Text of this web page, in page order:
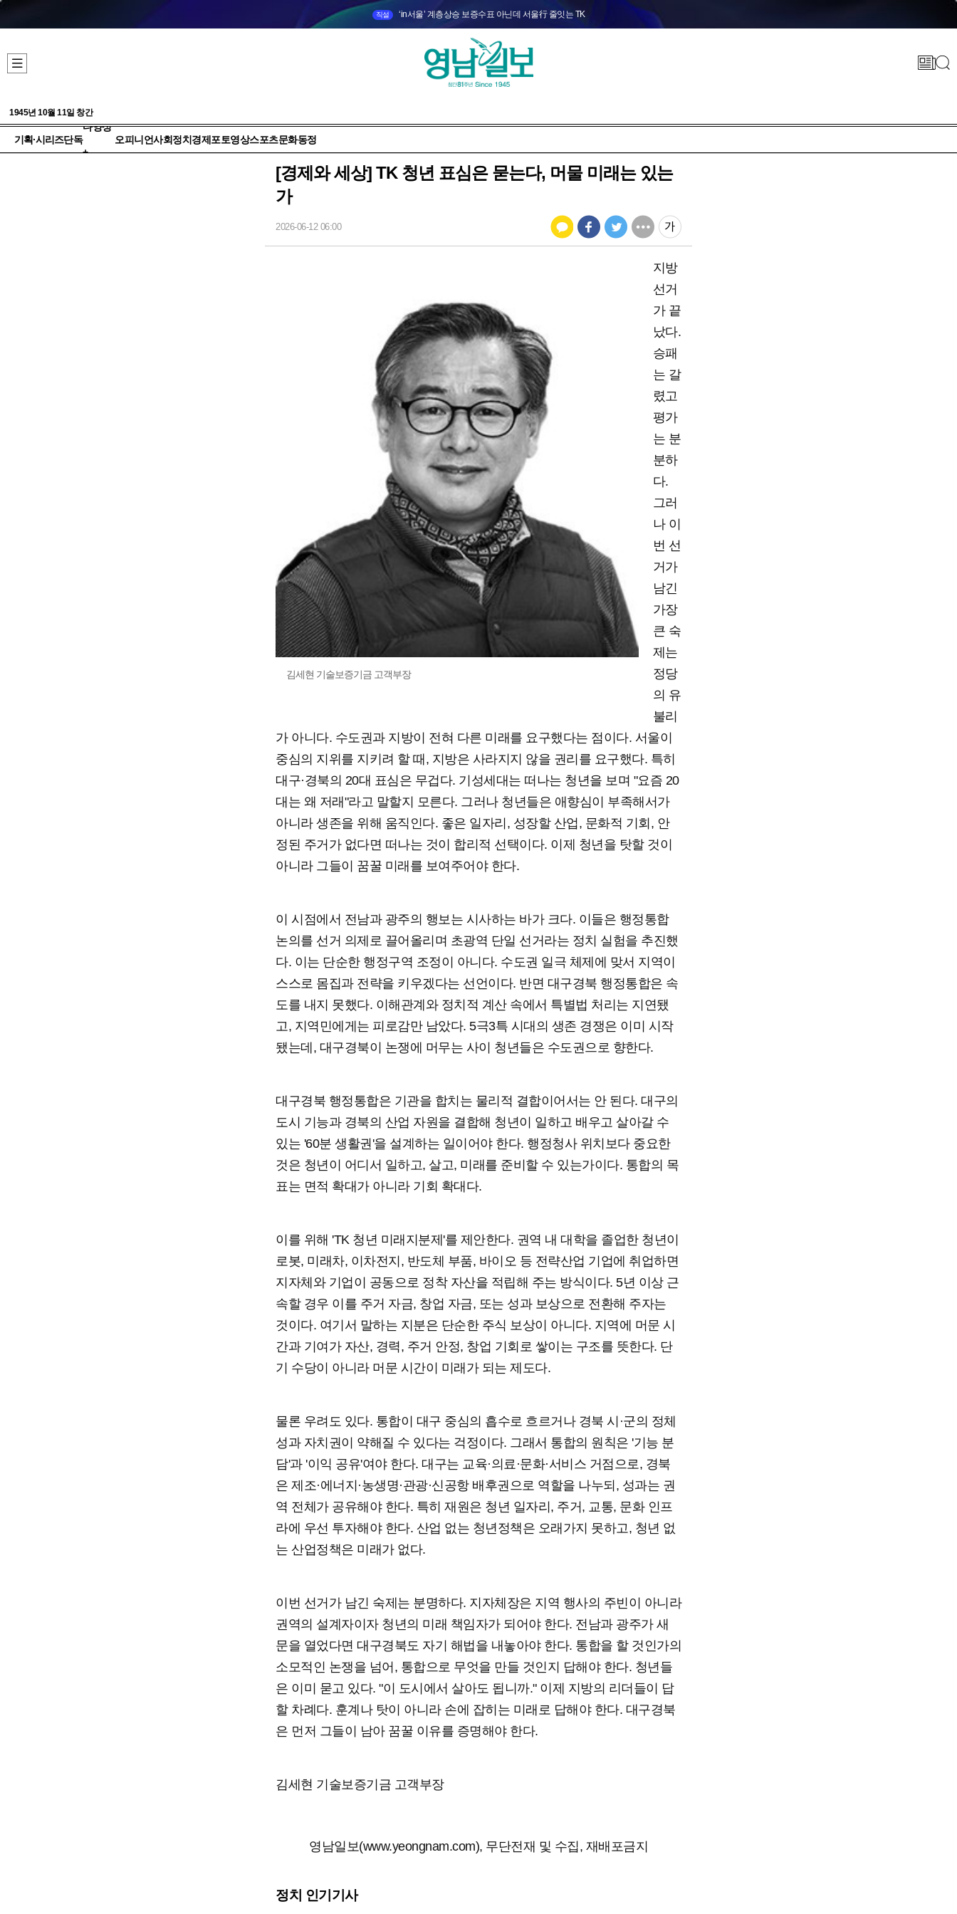
직설 ‘in서울’ 계층상승 보증수표 아닌데 서울行 줄잇는 TK
1945년 10월 11일 창간
기획·시리즈단독
다양성
+
오피니언사회정치 경제 포토영상스포츠문화동정
[경제와 세상] TK 청년 표심은 묻는다, 머물 미래는 있는
가
2026-06-12 06:00
김세현 기술보증기금 고객부장
지방
선거
가 끝
났다.
승패
는 갈
렸고
평가
는 분
분하
다.
그러
나 이
번 선
거가
남긴
가장
큰 숙
제는
정당
의 유
불리
가 아니다. 수도권과 지방이 전혀 다른 미래를 요구했다는 점이다. 서울이
중심의 지위를 지키려 할 때, 지방은 사라지지 않을 권리를 요구했다. 특히
대구·경북의 20대 표심은 무겁다. 기성세대는 떠나는 청년을 보며 "요즘 20
대는 왜 저래"라고 말할지 모른다. 그러나 청년들은 애향심이 부족해서가
아니라 생존을 위해 움직인다. 좋은 일자리, 성장할 산업, 문화적 기회, 안
정된 주거가 없다면 떠나는 것이 합리적 선택이다. 이제 청년을 탓할 것이
아니라 그들이 꿈꿀 미래를 보여주어야 한다.
이 시점에서 전남과 광주의 행보는 시사하는 바가 크다. 이들은 행정통합
논의를 선거 의제로 끌어올리며 초광역 단일 선거라는 정치 실험을 추진했
다. 이는 단순한 행정구역 조정이 아니다. 수도권 일극 체제에 맞서 지역이
스스로 몸집과 전략을 키우겠다는 선언이다. 반면 대구경북 행정통합은 속
도를 내지 못했다. 이해관계와 정치적 계산 속에서 특별법 처리는 지연됐
고, 지역민에게는 피로감만 남았다. 5극3특 시대의 생존 경쟁은 이미 시작
됐는데, 대구경북이 논쟁에 머무는 사이 청년들은 수도권으로 향한다.
대구경북 행정통합은 기관을 합치는 물리적 결합이어서는 안 된다. 대구의
도시 기능과 경북의 산업 자원을 결합해 청년이 일하고 배우고 살아갈 수
있는 '60분 생활권'을 설계하는 일이어야 한다. 행정청사 위치보다 중요한
것은 청년이 어디서 일하고, 살고, 미래를 준비할 수 있는가이다. 통합의 목
표는 면적 확대가 아니라 기회 확대다.
이를 위해 'TK 청년 미래지분제'를 제안한다. 권역 내 대학을 졸업한 청년이
로봇, 미래차, 이차전지, 반도체 부품, 바이오 등 전략산업 기업에 취업하면
지자체와 기업이 공동으로 정착 자산을 적립해 주는 방식이다. 5년 이상 근
속할 경우 이를 주거 자금, 창업 자금, 또는 성과 보상으로 전환해 주자는
것이다. 여기서 말하는 지분은 단순한 주식 보상이 아니다. 지역에 머문 시
간과 기여가 자산, 경력, 주거 안정, 창업 기회로 쌓이는 구조를 뜻한다. 단
기 수당이 아니라 머문 시간이 미래가 되는 제도다.
물론 우려도 있다. 통합이 대구 중심의 흡수로 흐르거나 경북 시·군의 정체
성과 자치권이 약해질 수 있다는 걱정이다. 그래서 통합의 원칙은 '기능 분
담'과 '이익 공유'여야 한다. 대구는 교육·의료·문화·서비스 거점으로, 경북
은 제조·에너지·농생명·관광·신공항 배후권으로 역할을 나누되, 성과는 권
역 전체가 공유해야 한다. 특히 재원은 청년 일자리, 주거, 교통, 문화 인프
라에 우선 투자해야 한다. 산업 없는 청년정책은 오래가지 못하고, 청년 없
는 산업정책은 미래가 없다.
이번 선거가 남긴 숙제는 분명하다. 지자체장은 지역 행사의 주빈이 아니라
권역의 설계자이자 청년의 미래 책임자가 되어야 한다. 전남과 광주가 새
문을 열었다면 대구경북도 자기 해법을 내놓아야 한다. 통합을 할 것인가의
소모적인 논쟁을 넘어, 통합으로 무엇을 만들 것인지 답해야 한다. 청년들
은 이미 묻고 있다. "이 도시에서 살아도 됩니까." 이제 지방의 리더들이 답
할 차례다. 훈계나 탓이 아니라 손에 잡히는 미래로 답해야 한다. 대구경북
은 먼저 그들이 남아 꿈꿀 이유를 증명해야 한다.
김세현 기술보증기금 고객부장
영남일보(www.yeongnam.com), 무단전재 및 수집, 재배포금지
정치 인기기사